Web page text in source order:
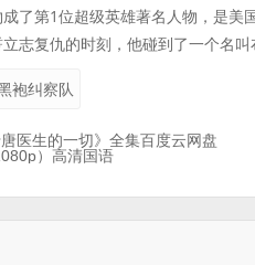
了第1位超级英雄著名人物，是美
志复仇的时刻，他碰到了一个名叫
唐医生的一切》全集百度云网盘
）高清国语